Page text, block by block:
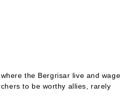
the Bergrisar live and wage
to be worthy allies, rarely